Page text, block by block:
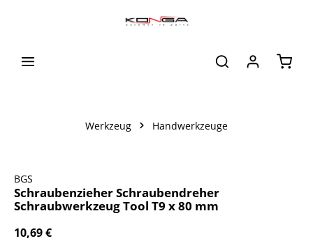
Werkzeug Handwerkzeuge
BGS
Schraubenzieher Schraubendreher
Schraubwerkzeug Tool T9 x 80 mm
10,69 €